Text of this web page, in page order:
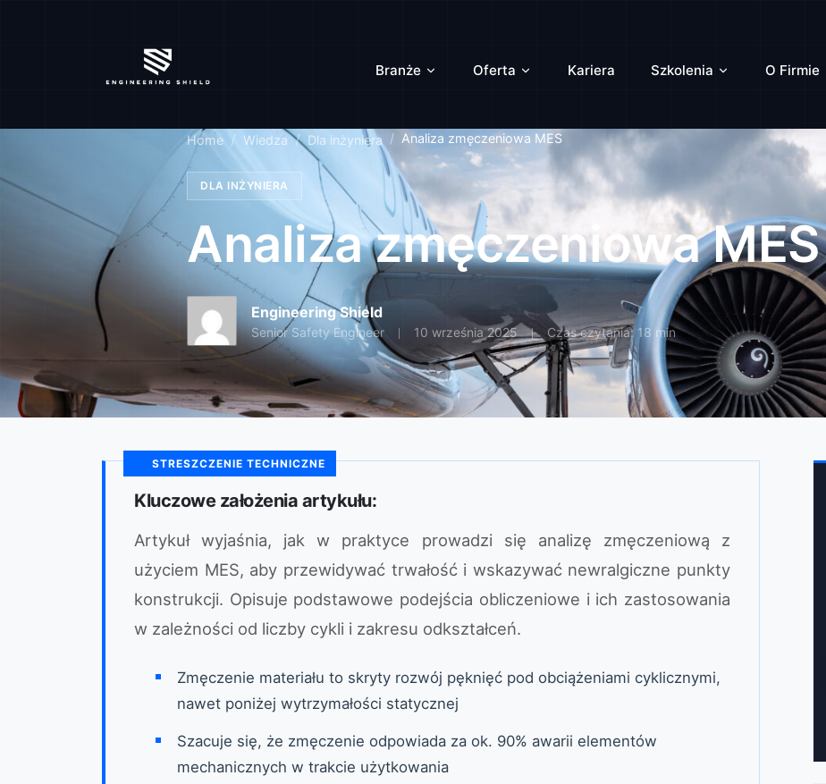
Branże Oferta Kariera Szkolenia O Firmie
Home Wiedza Dla inżyniera Analiza zmęczeniowa MES
DLA INŻYNIERA
Analiza zmęczeniowa MES
Engineering Shield
Senior Safety Engineer 10 września 2025 Czas czytania: 18 min
STRESZCZENIE TECHNICZNE
Kluczowe założenia artykułu:
Artykuł wyjaśnia, jak w praktyce prowadzi się analizę zmęczeniową z
użyciem MES, aby przewidywać trwałość i wskazywać newralgiczne punkty
konstrukcji. Opisuje podstawowe podejścia obliczeniowe i ich zastosowania
w zależności od liczby cykli i zakresu odkształceń.
Zmęczenie materiału to skryty rozwój pęknięć pod obciążeniami cyklicznymi,
nawet poniżej wytrzymałości statycznej
Szacuje się, że zmęczenie odpowiada za ok. 90% awarii elementów
mechanicznych w trakcie użytkowania